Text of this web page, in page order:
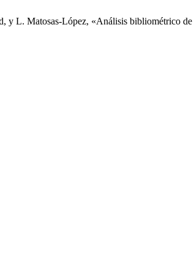
y L. Matosas-López, «Análisis bibliométrico de